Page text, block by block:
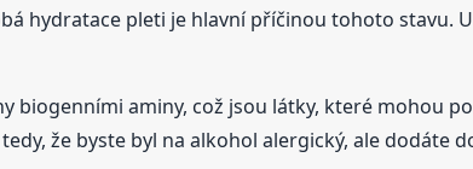
hydratace pleti je hlavní příčinou tohoto stavu.
biogenními aminy, což jsou látky, které mohou
že byste byl na alkohol alergický, ale dodáte